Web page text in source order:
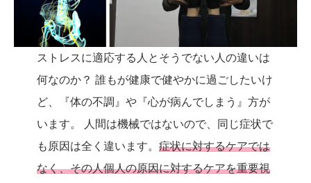
ストレスに適応する人とそうでない人の違いは
何なのか？ 誰もが健康で健やかに過ごしたいけ
ど、『体の不調』や『心が病んでしまう』方が
います。 人間は機械ではないので、同じ症状で
も原因は全く違います。 症状に対するケアでは
なく、その人個人の原因に対するケアを重要視